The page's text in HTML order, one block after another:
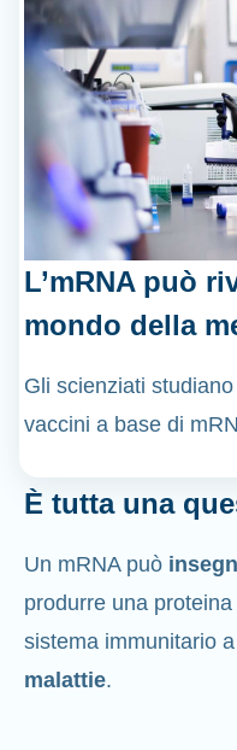
L’mRNA può
mondo della
Gli scienziati studiano
vaccini a base di
È tutta una
Un mRNA può
produrre una
sistema immunitario
malattie.